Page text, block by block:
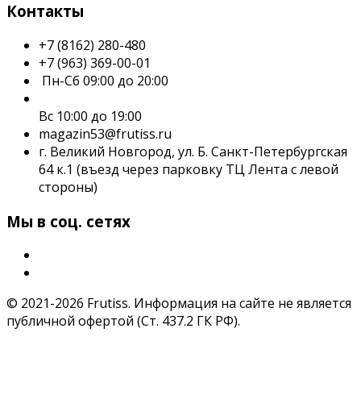
Контакты
+7 (8162) 280-480
+7 (963) 369-00-01
Пн-Сб 09:00 до 20:00
Вс 10:00 до 19:00
magazin53@frutiss.ru
г. Великий Новгород, ул. Б. Санкт-Петербургская
64 к.1 (въезд через парковку ТЦ Лента с левой
стороны)
Мы в соц. сетях
© 2021-2026 Frutiss. Информация на сайте не является
публичной офертой (Ст. 437.2 ГК РФ).